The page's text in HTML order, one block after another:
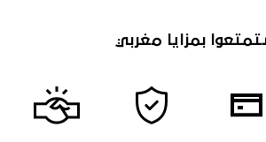
بمزايا مغربي